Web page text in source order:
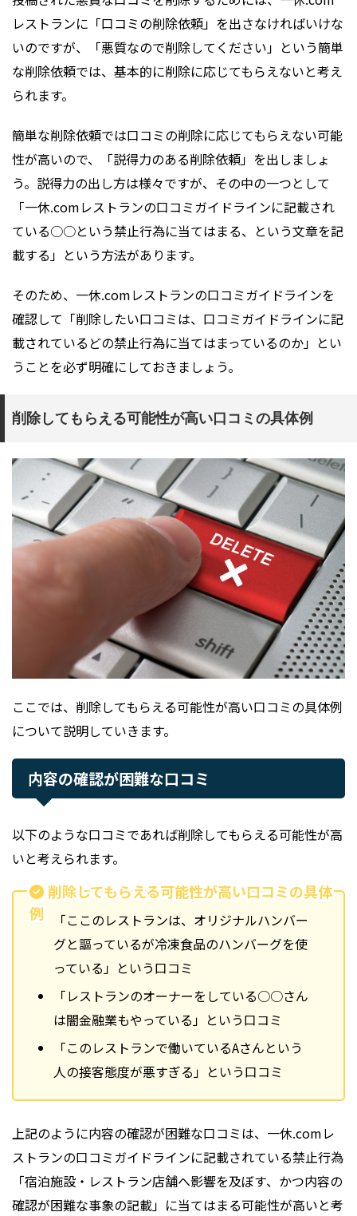
レストランに「口コミの削除依頼」を出さなければいけな
いのですが、「悪質なので削除してください」という簡単
な削除依頼では、基本的に削除に応じてもらえないと考え
られます。
簡単な削除依頼では口コミの削除に応じてもらえない可能
性が高いので、「説得力のある削除依頼」を出しましょ
う。説得力の出し方は様々ですが、その中の一つとして
「一休.comレストランの口コミガイドラインに記載され
ている○○という禁止行為に当てはまる、という文章を記
載する」という方法があります。
そのため、一休.comレストランの口コミガイドラインを
確認して「削除したい口コミは、口コミガイドラインに記
載されているどの禁止行為に当てはまっているのか」とい
うことを必ず明確にしておきましょう。
削除してもらえる可能性が高い口コミの具体例
ここでは、削除してもらえる可能性が高い口コミの具体例
について説明していきます。
内容の確認が困難な口コミ
以下のような口コミであれば削除してもらえる可能性が高
いと考えられます。
削除してもらえる可能性が高い口コミの具体
例
「ここのレストランは、オリジナルハンバー
グと謳っているが冷凍食品のハンバーグを使
っている」という口コミ
「レストランのオーナーをしている○○さん
は闇金融業もやっている」という口コミ
「このレストランで働いているAさんという
人の接客態度が悪すぎる」という口コミ
上記のように内容の確認が困難な口コミは、一休.comレ
ストランの口コミガイドラインに記載されている禁止行為
「宿泊施設・レストラン店舗へ影響を及ぼす、かつ内容の
確認が困難な事象の記載」に当てはまる可能性が高いと考